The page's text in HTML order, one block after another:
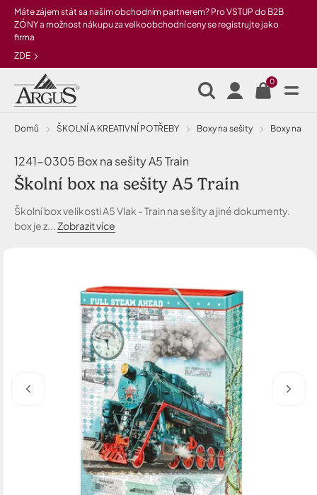
Přeskočit na hlavní obsah
Máte zájem stát sa našim obchodním partnerem? Pro VSTUP do B2B
ZÓNY a možnost nákupu za velkoobchodní ceny se registrujte jako
firma
ZDE
0
Domů ŠKOLNÍ A KREATIVNÍ POTŘEBY Boxy na sešity boxy na
1241-0305 Box na sešity A5 Train
Školní box na sešity A5 Train
Školní box velikosti A5 Vlak - Train na sešity a jiné dokumenty.
box je z...Zobrazit více